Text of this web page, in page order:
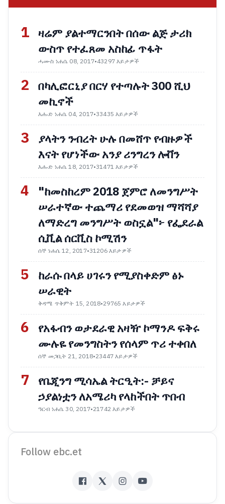
1 ዛሬም ያልተማርንበት በሰው ልጅ ታሪክ
ውስጥ የተፈጸመ አስከፊ ጥፋት
ሓሙስ ነሐሴ 08, 2017•43297 እይታዎች
2 በካሊፎርኒያ በርሃ የተጣሉት 300 ሺህ
መኪኖች
እሑድ ነሐሴ 04, 2017•33435 እይታዎች
3
ያላትን ንብረት ሁሉ በመሸጥ የብዙዎች
እናት የሆነችው አንያ ሪንግረን ሎቨን
እሑድ ነሐሴ 18, 2017•31471 እይታዎች
4
"ከመስከረም 2018 ጀምሮ ለመንግሥት
ሠራተኛው ተጨማሪ የደመወዝ ማሻሻያ
ለማድረግ መንግሥት ወስኗል"፦ የፌደራል
ሲቪል ሰርቪስ ኮሚሽን
ሰኞ ነሐሴ 12, 2017•31206 እይታዎች
5
ከራሱ በላይ ሀገሩን የሚያስቀድም ፅኑ
ሠራዊት
ቅዳሜ ጥቅምት 15, 2018•29765 እይታዎች
6
የአፋብን ወታደራዊ አዛዥ ኮማንዶ ፍቅሩ
ሙሉዬ የመንግስትን የሰላም ጥሪ ተቀበለ
ሰኞ መጋቢት 21, 2018•23447 እይታዎች
7
የቤጂንግ ሚሳኤል ትርዒት:- ቻይና
ኃያልነቷን ለአሜሪካ የላከችበት ጥበብ
ዓርብ ነሐሴ 30, 2017•21742 እይታዎች
Follow ebc.et